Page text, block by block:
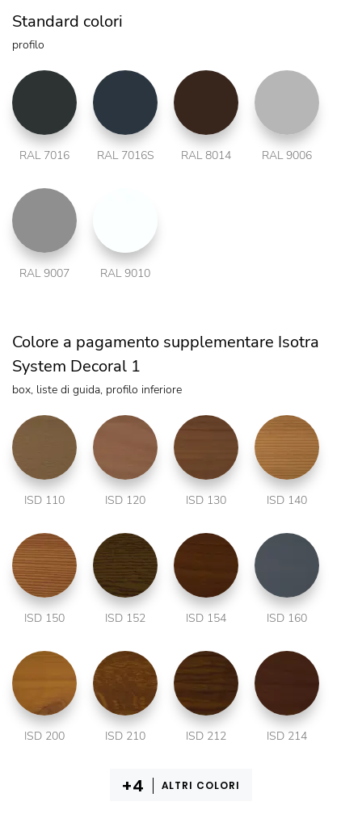
Standard colori
profilo
RAL 7016 RAL 7016S RAL 8014 RAL 9006
RAL 9007 RAL 9010
Colore a pagamento supplementare Isotra
System Decoral 1
box, liste di guida, profilo inferiore
ISD 110 ISD 120 ISD 130 ISD 140
ISD 150 ISD 152 ISD 154 ISD 160
ISD 200 ISD 210 ISD 212 ISD 214
ALTRI COLORI